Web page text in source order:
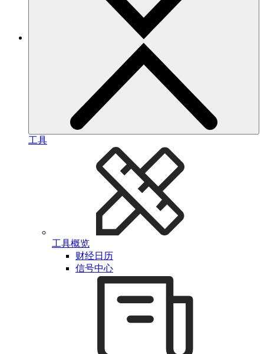
工具
工具概览
财经日历
信号中心